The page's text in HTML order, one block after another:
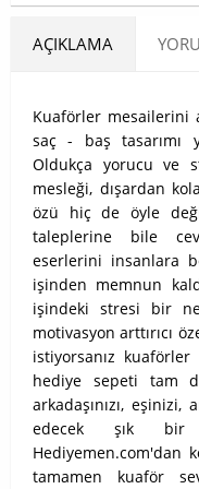
AÇIKLAMA
Kuaförler mesailerini
saç - baş tasarımı
Oldukça yorucu ve
mesleği, dışardan
özü hiç de öyle
taleplerine bile
eserlerini insanlara
işinden memnun
işindeki stresi bir
motivasyon arttırıcı
istiyorsanız kuaförler
hediye sepeti tam
arkadaşınızı,
edecek şık bir
Hediyemen.com'dan
tamamen kuaför